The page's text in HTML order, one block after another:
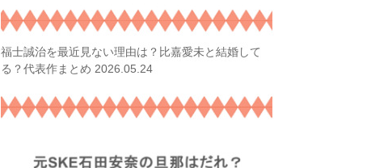
福士誠治を最近見ない理由は？比嘉愛未と結婚して
る？代表作まとめ 2026.05.24